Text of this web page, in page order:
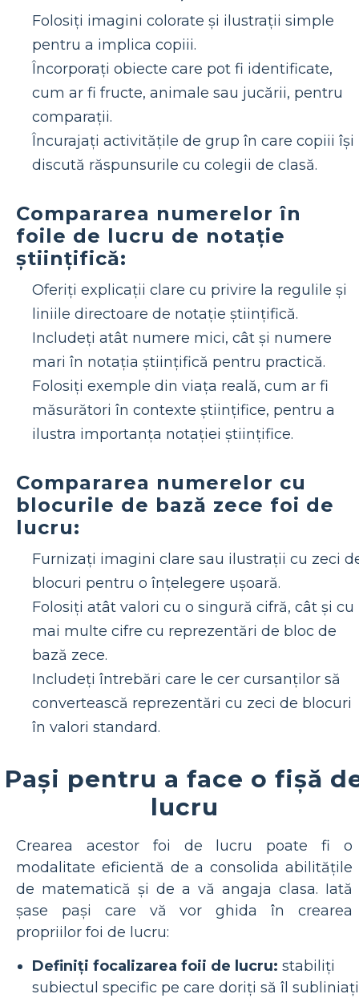
Folosiți imagini colorate și ilustrații simple
pentru a implica copiii.
Încorporați obiecte care pot fi identificate,
cum ar fi fructe, animale sau jucării, pentru
comparații.
Încurajați activitățile de grup în care copiii își
discută răspunsurile cu colegii de clasă.
Compararea numerelor în
foile de lucru de notație
științifică:
Oferiți explicații clare cu privire la regulile și
liniile directoare de notație științifică.
Includeți atât numere mici, cât și numere
mari în notația științifică pentru practică.
Folosiți exemple din viața reală, cum ar fi
măsurători în contexte științifice, pentru a
ilustra importanța notației științifice.
Compararea numerelor cu
blocurile de bază zece foi de
lucru:
Furnizați imagini clare sau ilustrații cu zeci
blocuri pentru o înțelegere ușoară.
Folosiți atât valori cu o singură cifră, cât și cu
mai multe cifre cu reprezentări de bloc de
bază zece.
Includeți întrebări care le cer cursanților să
convertească reprezentări cu zeci de blocuri
în valori standard.
Pași pentru a face o fișă
lucru
Crearea acestor foi de lucru poate fi o
modalitate eficientă de a consolida abilitățile
de matematică și de a vă angaja clasa. Iată
șase pași care vă vor ghida în crearea
propriilor foi de lucru:
Definiți focalizarea foii de lucru: stabiliți
subiectul specific pe care doriți să îl